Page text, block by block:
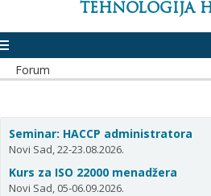
TEHNOLOGIJA
Forum
Seminar: HACCP administratora
Novi Sad, 22-23.08.2026.
Kurs za ISO 22000 menadžera
Novi Sad, 05-06.09.2026.